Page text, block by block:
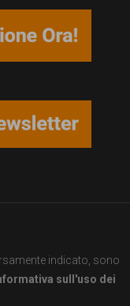
indicato, sono
sull'uso dei